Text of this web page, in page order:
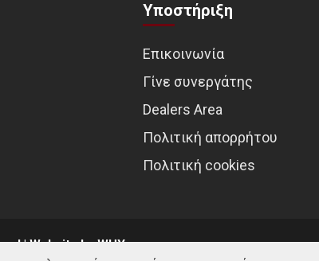
Υποστήριξη
Επικοινωνία
Γίνε συνεργάτης
Dealers Area
Πολιτική απορρήτου
Πολιτική cookies
| Website byWHY.